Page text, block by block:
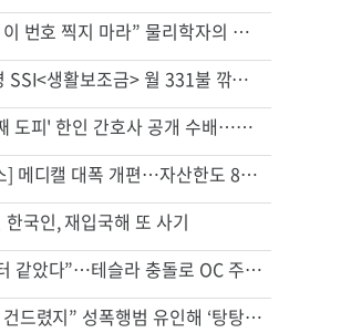
“로또, 이 번호 찍지 마라” 물리학자의 당첨금 높이는 비밀
40만명 SSI<생활보조금> 월 331불 깎이나
'14년째 도피' 한인 간호사 공개 수배…메디케어 사기 유죄
[포커스] 메디캘 대폭 개편…자산한도 84% 축소
한국인, 재입국해 또 사기
“전쟁터 같았다”…테슬라 충돌로 OC 주택 4채 파손
“내 딸 건드렸지” 성폭행범 유인해 ‘탕탕’…아빠의 복수 결말